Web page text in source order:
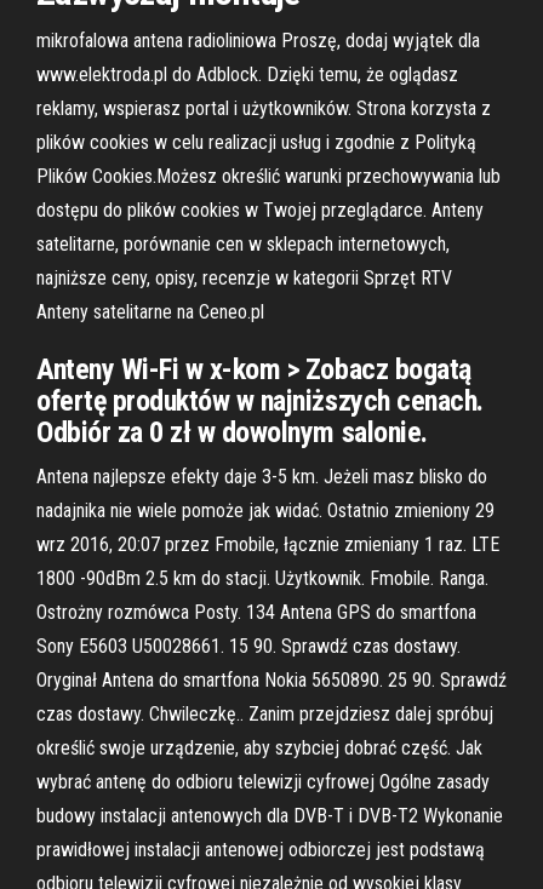
mikrofalowa antena radioliniowa Proszę, dodaj wyjątek dla
www.elektroda.pl do Adblock. Dzięki temu, że oglądasz
reklamy, wspierasz portal i użytkowników. Strona korzysta z
plików cookies w celu realizacji usług i zgodnie z Polityką
Plików Cookies.Możesz określić warunki przechowywania lub
dostępu do plików cookies w Twojej przeglądarce. Anteny
satelitarne, porównanie cen w sklepach internetowych,
najniższe ceny, opisy, recenzje w kategorii Sprzęt RTV
Anteny satelitarne na Ceneo.pl
Anteny Wi-Fi w x-kom > Zobacz bogatą
ofertę produktów w najniższych cenach.
Odbiór za 0 zł w dowolnym salonie.
Antena najlepsze efekty daje 3-5 km. Jeżeli masz blisko do
nadajnika nie wiele pomoże jak widać. Ostatnio zmieniony 29
wrz 2016, 20:07 przez Fmobile, łącznie zmieniany 1 raz. LTE
1800 -90dBm 2.5 km do stacji. Użytkownik. Fmobile. Ranga.
Ostrożny rozmówca Posty. 134 Antena GPS do smartfona
Sony E5603 U50028661. 15 90. Sprawdź czas dostawy.
Oryginał Antena do smartfona Nokia 5650890. 25 90. Sprawdź
czas dostawy. Chwileczkę.. Zanim przejdziesz dalej spróbuj
określić swoje urządzenie, aby szybciej dobrać część. Jak
wybrać antenę do odbioru telewizji cyfrowej Ogólne zasady
budowy instalacji antenowych dla DVB-T i DVB-T2 Wykonanie
prawidłowej instalacji antenowej odbiorczej jest podstawą
odbioru telewizji cyfrowej niezależnie od wysokiej klasy